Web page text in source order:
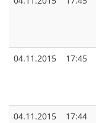
04.11.2015
17:45
04.11.2015
17:44